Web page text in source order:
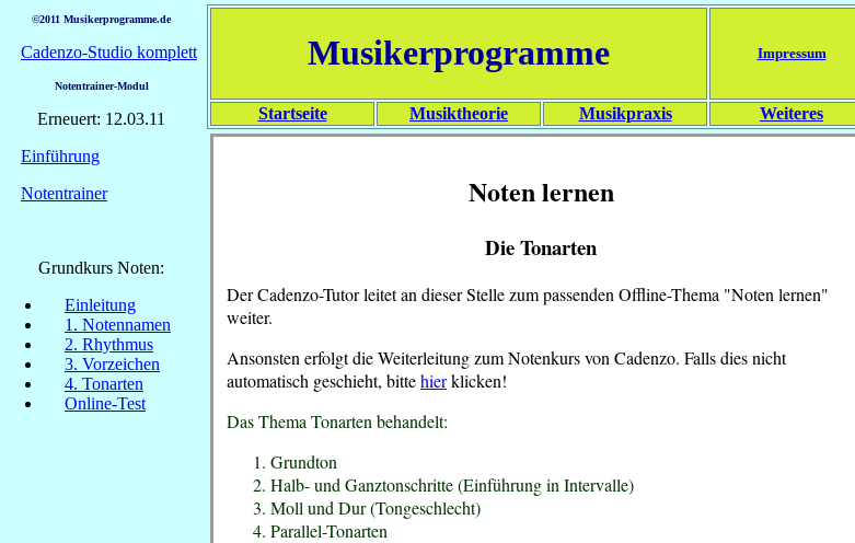
©2011 Musikerprogramme.de
Cadenzo-Studio komplett
Notentrainer-Modul
Erneuert: 12.03.11
Einführung
Notentrainer
Grundkurs Noten:
Einleitung
1. Notennamen
2. Rhythmus
3. Vorzeichen
4. Tonarten
Online-Test
Musikerprogramme Impressum
Startseite Musiktheorie Musikpraxis Weiteres
Noten lernen
Die Tonarten
Der Cadenzo-Tutor leitet an dieser Stelle zum passenden Offline-Thema "Noten lernen"
weiter.
Ansonsten erfolgt die Weiterleitung zum Notenkurs von Cadenzo. Falls dies nicht
automatisch geschieht, bittehierklicken!
Das Thema Tonarten behandelt:
Grundton
Halb- und Ganztonschritte (Einführung in Intervalle)
Moll und Dur (Tongeschlecht)
Parallel-Tonarten